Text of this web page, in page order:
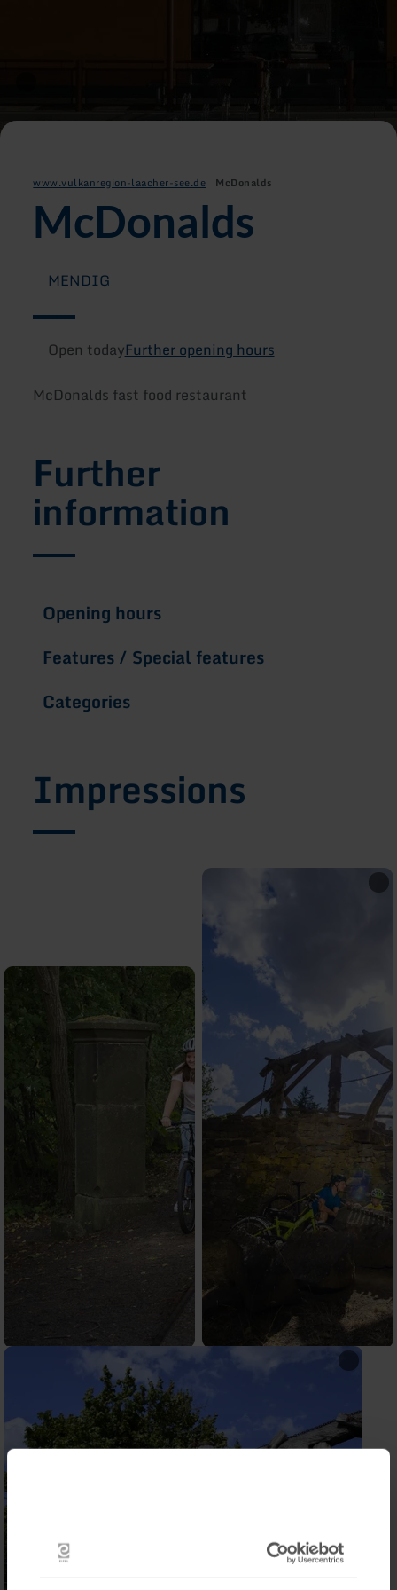
www.vulkanregion-laacher-see.de McDonalds
McDonalds
MENDIG
Open todayFurther opening hours
McDonalds fast food restaurant
Further
information
Opening hours
Features / Special features
Categories
Impressions